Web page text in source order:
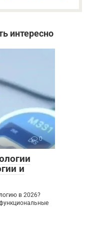
интересно
0
и
в 2026?